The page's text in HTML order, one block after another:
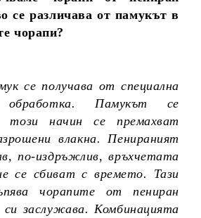
се различава от памукът в
чорапи?
се получава от специална
обработка. Памукът се
начин се премахват
влакна. Пенираният
по-издръжлив, връхчетата
се сбиват с времето. Тази
чорапите от пениран
заслужава. Комбинацията